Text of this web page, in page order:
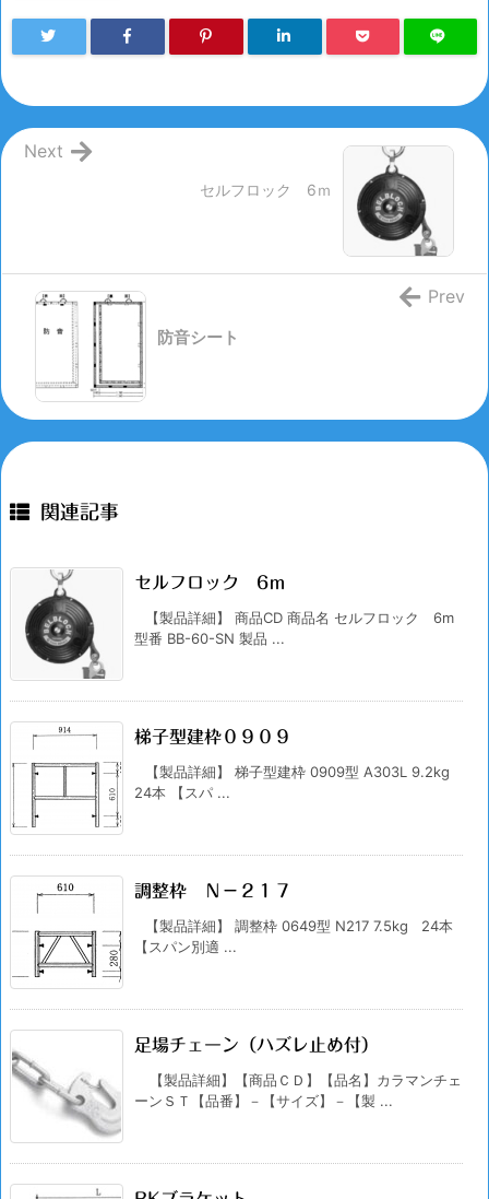
セルフロック 6ｍ
Next
防音シート
Prev
関連記事
セルフロック 6ｍ
【製品詳細】 商品CD 商品名 セルフロック 6m
型番 BB-60-SN 製品 ...
梯子型建枠０９０９
【製品詳細】 梯子型建枠 0909型 A303L 9.2kg
24本 【スパ ...
調整枠 Ｎ－２１７
【製品詳細】 調整枠 0649型 N217 7.5kg 24本
【スパン別適 ...
足場チェーン（ハズレ止め付）
【製品詳細】【商品ＣＤ】【品名】カラマンチェ
ーンＳＴ【品番】－【サイズ】－【製 ...